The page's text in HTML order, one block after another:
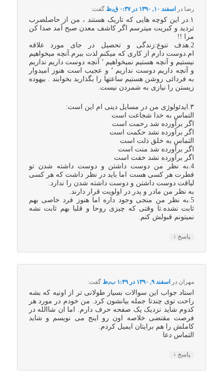
رضا در اسفند ۱۰, ۱۳۹۰ در ۰:۳۷ ق٫ظ گفت:
۱.در این کوچه هایی که تاریک هستند ، من از حاصلضرب
تردید و کبریت میترسم اگر کاشف معدن صبح آمد صدا کن
مرا !!
2.هدف تنوع:زندگی و تحصیل در جای مورد علاقه
ام.دوست دارم از کاری که میکنم لذت ببرم.آنچه میخواهیم
نیستیم و آنچه هستیم نمیخواهیم ٬ آنچه دوست داریم نداریم
و آنچه داریم دوست نداریم ٬ و عجیب است هنوز امیدوار
به فردائی روشن هستیم ساعتها را بگذارید بخوابند . بیهوده
زیستن را نیازی به شمردن نیست.
۳.ایدئولوژی من در مسایل دینی ام این است:
التماس به خدا شجاعت است
اگر برآورده شد رحمت است
اگر برآورده نشد حکمت است
التماس به خلق ذلت است
اگر برآورده شد منت است
اگر برآورده نشد خفت است
4.به نظر من دوست داشتن و دوست داشته شدن تو
فطرت هر کسی هست اما باید در نظر داشت که هر کسی
لیاقت دوست داشتن و دوست داشته شدن را ندارد.
به نظر من مادر و پدر در اولویت قرار دارند.
5.به نظر من منجی وجود داره اما هنوز فرد خاصی بهم
ثابت نشده.تا وقتی که چیزی روحا و قلبا بهم ثابت نشه
نمیتونم قبولش کنم.
پاسخ ↓
مهران در اسفند ۹, ۱۳۹۰ در ۱:۴۹ ب٫ظ گفت:
استاد جواب این سوالات بسیار طولانی تر از اونیه که بشه
راحت توی چندتا جمله بیانشون کرد. من خودم در مورد هر
کدوم شاید نزدیک یک صفحه حرف دارم. اما ان شاالله در
فرصت مقتضی خلاصه اون رو اینج می نویسم و شاید
کاملش را هم برایتان ایمیل کردم.
التماس دعا
پاسخ ↓